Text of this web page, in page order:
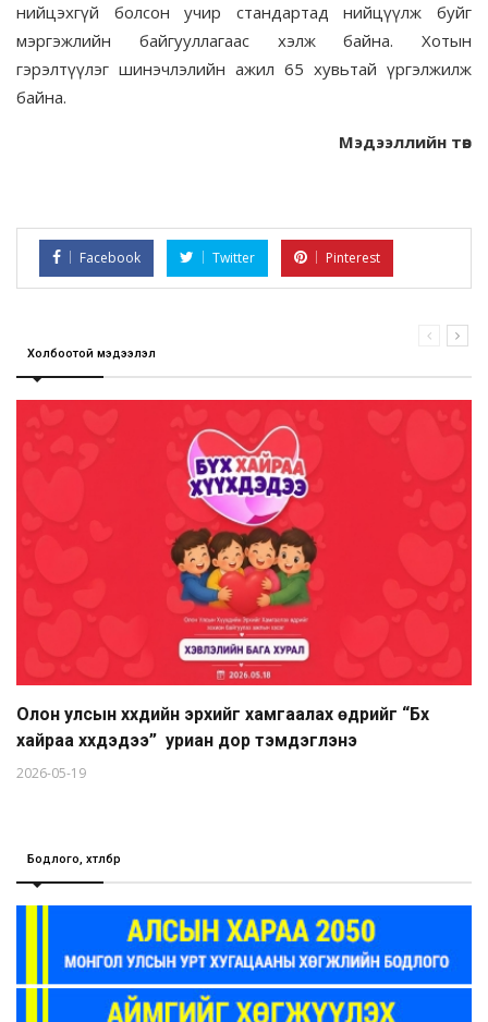
нийцэхгүй болсон учир стандартад нийцүүлж буйг
мэргэжлийн байгууллагаас хэлж байна. Хотын
гэрэлтүүлэг шинэчлэлийн ажил 65 хувьтай үргэлжилж
байна.
Мэдээллийн төв
Facebook Twitter Pinterest
Холбоотой мэдээлэл
Олон улсын хүүхдийн эрхийг хамгаалах өдрийг “Бүх
хайраа хүүхдэдээ” уриан дор тэмдэглэнэ
2026-05-19
Бодлого, хөтөлбөр